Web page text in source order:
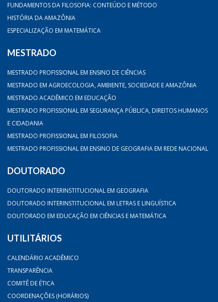
FUNDAMENTOS DA FILOSOFIA: CONTEÚDO E MÉTODO
HISTÓRIA DA AMAZÔNIA
ESPECIALIZAÇÃO EM MATEMÁTICA
MESTRADO
MESTRADO PROFISSIONAL EM ENSINO DE CIÊNCIAS
MESTRADO EM AGROECOLOGIA, AMBIENTE, SOCIEDADE E AMAZÔNIA
MESTRADO ACADÊMICO EM EDUCAÇÃO
MESTRADO PROFISSIONAL EM SEGURANÇA PÚBLICA, DIREITOS HUMANOS
E CIDADANIA
MESTRADO PROFISSIONAL EM FILOSOFIA
MESTRADO PROFISSIONAL EM ENSINO DE GEOGRAFIA EM REDE NACIONAL
DOUTORADO
DOUTORADO INTERINSTITUCIONAL EM GEOGRAFIA
DOUTORADO INTERINSTITUCIONAL EM LETRAS E LINGUÍSTICA
DOUTORADO EM EDUCAÇÃO EM CIÊNCIAS E MATEMÁTICA
UTILITÁRIOS
CALENDÁRIO ACADÊMICO
TRANSPARÊNCIA
COMITÊ DE ÉTICA
COORDENAÇÕES (HORÁRIOS)